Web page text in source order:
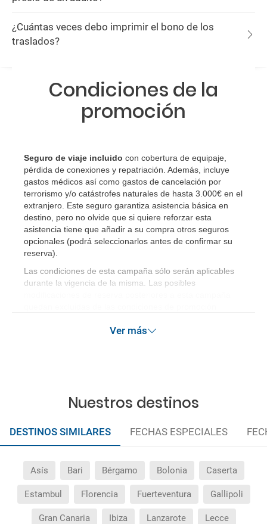
¿Cuántas veces debo imprimir el bono de los
traslados?
Condiciones de la
promoción
Seguro de viaje incluido con cobertura de equipaje,
pérdida de conexiones y repatriación. Además, incluye
gastos médicos así como gastos de cancelación por
terrorismo y/o catástrofes naturales de hasta 3.000€ en el
extranjero. Este seguro garantiza asistencia básica en
destino, pero no olvide que si quiere reforzar esta
asistencia tiene que añadir a su compra otros seguros
opcionales (podrá seleccionarlos antes de confirmar su
reserva)
Las condiciones de esta campaña sólo serán aplicables
durante la vigencia de la misma. Las posibles
Ver más
Nuestros destinos
DESTINOS SIMILARES FECHAS ESPECIALES
Asís Bari Bérgamo Bolonia Caserta
Estambul Florencia Fuerteventura Gallipoli
Gran Canaria Ibiza Lanzarote Lecce